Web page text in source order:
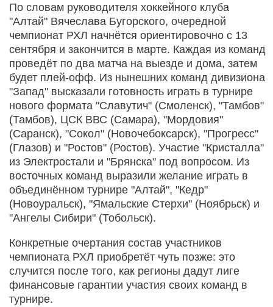
По словам руководителя хоккейного клуба
"Алтай" Вячеслава Бугорского, очередной
чемпионат РХЛ начнётся ориентировочно с 13
сентября и закончится в марте. Каждая из команд
проведёт по два матча на выезде и дома, затем
будет плей-офф. Из нынешних команд дивизиона
"Запад" высказали готовность играть в турнире
нового формата "Славутич" (Смоленск), "Тамбов"
(Тамбов), ЦСК ВВС (Самара), "Мордовия"
(Саранск), "Сокол" (Новочебоксарск), "Прогресс"
(Глазов) и "Ростов" (Ростов). Участие "Кристалла"
из Электростали и "Брянска" под вопросом. Из
восточных команд выразили желание играть в
объединённом турнире "Алтай", "Кедр"
(Новоуральск), "Ямальские Стерхи" (Ноябрьск) и
"Ангелы Сибири" (Тобольск).
Конкретные очертания состав участников
чемпионата РХЛ приобретёт чуть позже: это
случится после того, как регионы дадут лиге
финансовые гарантии участия своих команд в
турнире.